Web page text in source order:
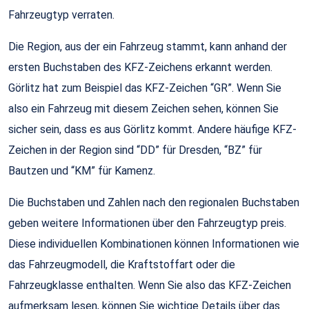
Fahrzeugtyp verraten.
Die Region, aus der ein Fahrzeug stammt, kann anhand der
ersten Buchstaben des KFZ-Zeichens erkannt werden.
Görlitz hat zum Beispiel das KFZ-Zeichen “GR”. Wenn Sie
also ein Fahrzeug mit diesem Zeichen sehen, können Sie
sicher sein, dass es aus Görlitz kommt. Andere häufige KFZ-
Zeichen in der Region sind “DD” für Dresden, “BZ” für
Bautzen und “KM” für Kamenz.
Die Buchstaben und Zahlen nach den regionalen Buchstaben
geben weitere Informationen über den Fahrzeugtyp preis.
Diese individuellen Kombinationen können Informationen wie
das Fahrzeugmodell, die Kraftstoffart oder die
Fahrzeugklasse enthalten. Wenn Sie also das KFZ-Zeichen
aufmerksam lesen, können Sie wichtige Details über das